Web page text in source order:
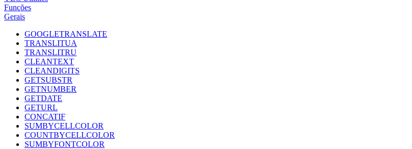
Funções
Gerais
GOOGLETRANSLATE
TRANSLITUA
TRANSLITRU
CLEANTEXT
CLEANDIGITS
GETSUBSTR
GETNUMBER
GETDATE
GETURL
CONCATIF
SUMBYCELLCOLOR
COUNTBYCELLCOLOR
SUMBYFONTCOLOR